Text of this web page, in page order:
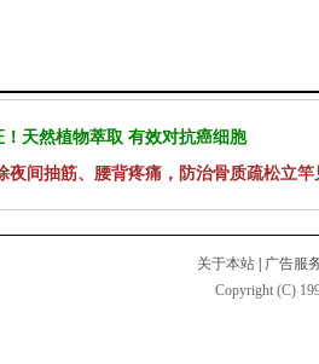
天然植物萃取 有效对抗癌细胞
夜间抽筋、腰背疼痛，防治骨质疏松立竿
关于本站
广告服
Copyright (C)